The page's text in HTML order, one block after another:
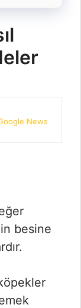
News
besine